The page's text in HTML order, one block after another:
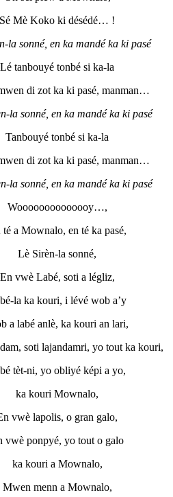
Sé Mè Koko ki désédé… !
la sonné, en ka mandé ka ki pasé
Lé tanbouyé tonbé si ka-la
di zot ka ki pasé, manman…
la sonné, en ka mandé ka ki pasé
Tanbouyé tonbé si ka-la
di zot ka ki pasé, manman…
la sonné, en ka mandé ka ki pasé
Woooooooooooooy…,
té a Mownalo, en té ka pasé,
Lè Sirèn-la sonné,
En vwè Labé, soti a légliz,
la ka kouri, i lévé wob a’y
a labé anlè, ka kouri an lari,
soti lajandamri, yo tout ka kouri,
tèt-ni, yo obliyé képi a yo,
ka kouri Mownalo,
vwè lapolis, o gran galo,
vwè ponpyé, yo tout o galo
ka kouri a Mownalo,
Mwen menn a Mownalo,